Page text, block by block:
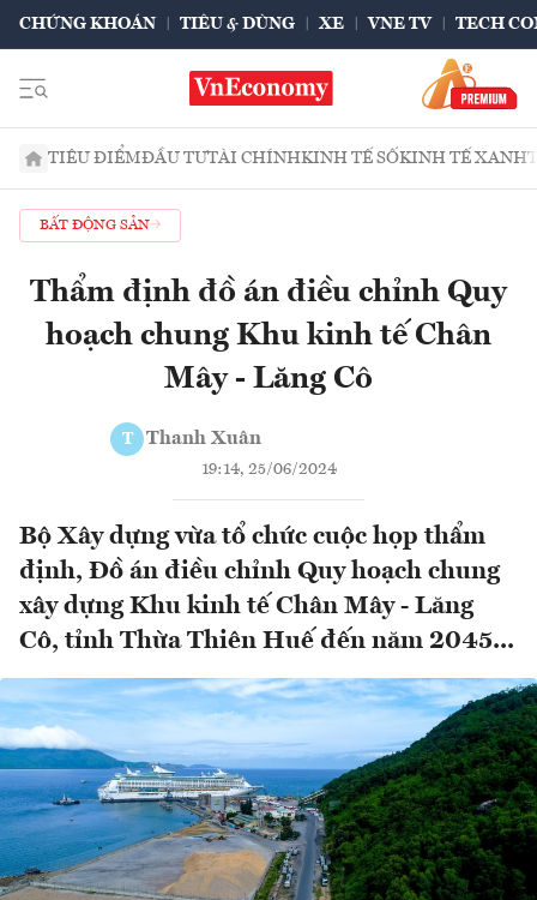
CHỨNG KHOÁN TIÊU & DÙNG XE VNE TV TECH
TIÊU ĐIỂMĐẦU TƯTÀI CHÍNHKINH TẾ SỐKINH TẾ XANH
BẤT ĐỘNG SẢN
Thẩm định đồ án điều chỉnh Quy
hoạch chung Khu kinh tế Chân
Mây - Lăng Cô
T Thanh Xuân
19:14, 25/06/2024
Bộ Xây dựng vừa tổ chức cuộc họp thẩm
định, Đồ án điều chỉnh Quy hoạch chung
xây dựng Khu kinh tế Chân Mây - Lăng
Cô, tỉnh Thừa Thiên Huế đến năm 2045...